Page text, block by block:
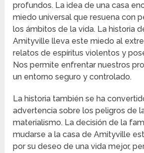
profundos. La idea de una casa
miedo universal que resuena con
los ámbitos de la vida. La historia
Amityville lleva este miedo al
relatos de espíritus violentos y
Nos permite enfrentar nuestros
un entorno seguro y controlado.
La historia también se ha
advertencia sobre los peligros de
materialismo. La decisión de la
mudarse a la casa de Amityville
por su deseo de una vida mejor,